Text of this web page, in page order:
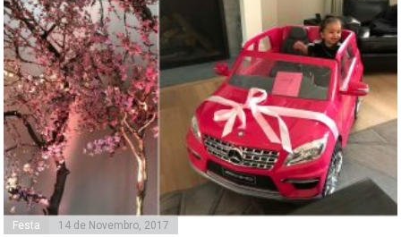
Festa 14 de Novembro, 2017